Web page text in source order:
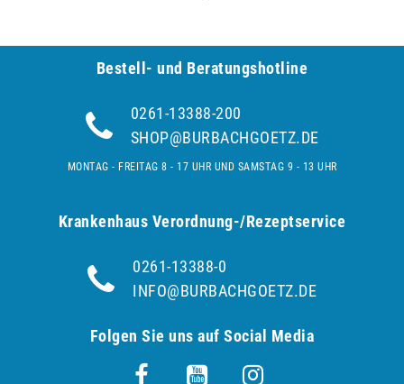
Bestell- und Be­ra­tungs­hot­line
0261-13388-200
SHOP@BURBACHGOETZ.DE
MONTAG - FREITAG 8 - 17 UHR UND SAMSTAG 9 - 13 UHR
Krankenhaus Verordnung-/Rezeptservice
0261-13388-0
INFO@BURBACHGOETZ.DE
Folgen Sie uns auf Social Media